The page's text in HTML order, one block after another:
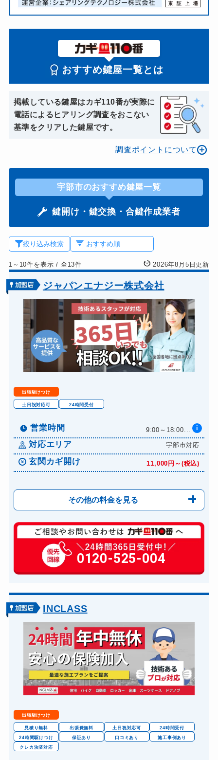
おすすめ鍵屋一覧とは
掲載している鍵屋はカギ110番が実際に
電話によるヒアリング調査をおこない
基準をクリアした鍵屋です。
調査ポイントについて
宇部市のおすすめ鍵屋一覧
鍵開け・鍵交換・合鍵作成業者
絞り込み検索
1～10件を表示/ 全13件 2026年8月5日更新
ジャパンエナジー株式会社
出張駆けつけ
土日祝対応可 24時間受付
営業時間 9:00～18:00... i
対応エリア 宇部市対応
玄関カギ開け 11,000円～(税込)
その他の料金を見る
玄関カギ修理 6,600円～(税込)
玄関カギ作成 14,300円～(税込)
玄関カギ交換 14,300円～(税込)
バイクカギ開け
バイクカギ作成 16,500円～(税込)
スーツケースカギ開け 8,800円～(税込)
スーツケースカギ作成 8,800円～(税込)
金庫カギ開け 14,300円～(税込)
金庫カギ修理 11,000円～(税込)
金庫カギ交換
ロッカーカギ開け 8,800円～(税込)
ドアノブカギ開け
0120-525-004
INCLASS
出張駆けつけ
見積り無料 出張費無料 土日祝対応可
24時間受付
24時間駆けつけ
保証あり 口コミあり
施工事例あり
クレカ決済対応